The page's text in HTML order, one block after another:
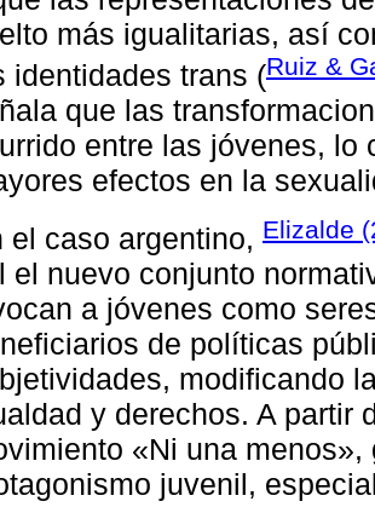
más igualitarias, así
identidades trans (Ruiz &
que las
entre las jóvenes, lo
efectos en la
el caso argentino, Elizalde
el nuevo conjunto
a jóvenes como
de políticas
modificando
y derechos. A partir
«Ni una
juvenil,